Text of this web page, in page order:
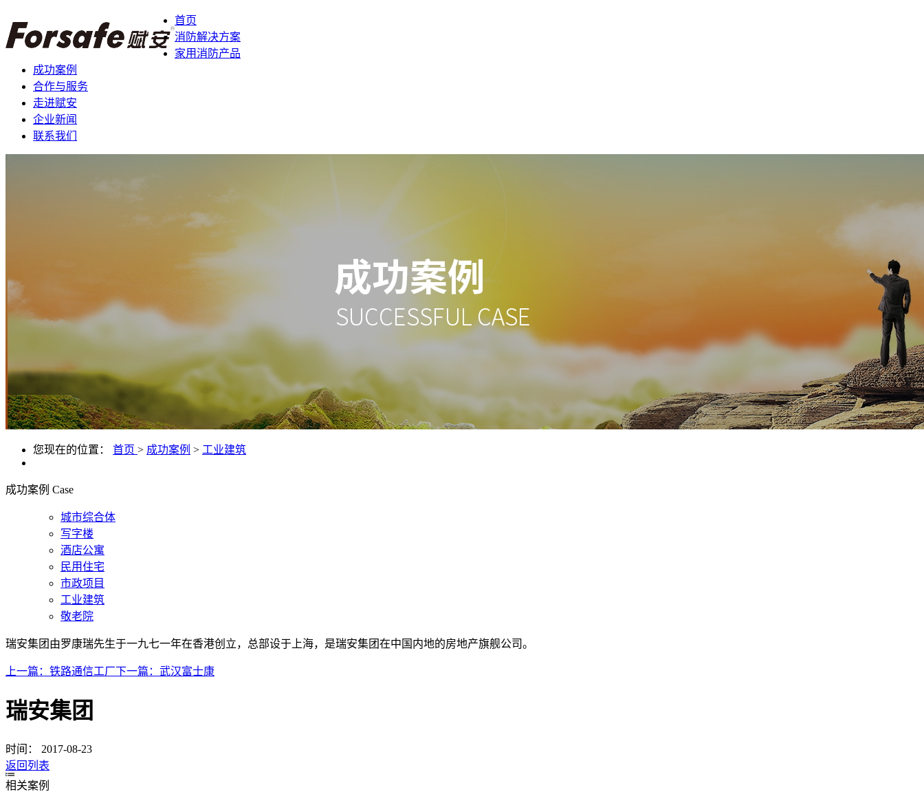
首页
消防解决方案
家用消防产品
成功案例
合作与服务
走进赋安
企业新闻
联系我们
您现在的位置： 首页 > 成功案例 > 工业建筑
成功案例 Case
城市综合体
写字楼
酒店公寓
民用住宅
市政项目
工业建筑
敬老院
瑞安集团由罗康瑞先生于一九七一年在香港创立，总部设于上海，是瑞安集团在中国内地的房地产旗舰公司。
上一篇： 铁路通信工厂下一篇： 武汉富士康
瑞安集团
时间：
2017-08-23
返回列表
相关案例